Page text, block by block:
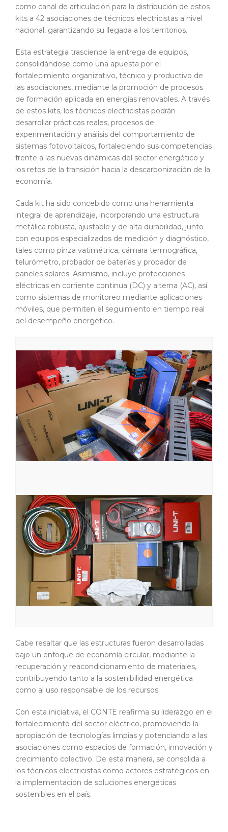
como canal de articulación para la distribución de estos
kits a 42 asociaciones de técnicos electricistas a nivel
nacional, garantizando su llegada a los territorios.
Esta estrategia trasciende la entrega de equipos,
consolidándose como una apuesta por el
fortalecimiento organizativo, técnico y productivo de
las asociaciones, mediante la promoción de procesos
de formación aplicada en energías renovables. A través
de estos kits, los técnicos electricistas podrán
desarrollar prácticas reales, procesos de
experimentación y análisis del comportamiento de
sistemas fotovoltaicos, fortaleciendo sus competencias
frente a las nuevas dinámicas del sector energético y
los retos de la transición hacia la descarbonización de la
economía.
Cada kit ha sido concebido como una herramienta
integral de aprendizaje, incorporando una estructura
metálica robusta, ajustable y de alta durabilidad, junto
con equipos especializados de medición y diagnóstico,
tales como pinza vatimétrica, cámara termográfica,
telurómetro, probador de baterías y probador de
paneles solares. Asimismo, incluye protecciones
eléctricas en corriente continua (DC) y alterna (AC), así
como sistemas de monitoreo mediante aplicaciones
móviles, que permiten el seguimiento en tiempo real
del desempeño energético.
Cabe resaltar que las estructuras fueron desarrolladas
bajo un enfoque de economía circular, mediante la
recuperación y reacondicionamiento de materiales,
contribuyendo tanto a la sostenibilidad energética
como al uso responsable de los recursos.
Con esta iniciativa, el CONTE reafirma su liderazgo en el
fortalecimiento del sector eléctrico, promoviendo la
apropiación de tecnologías limpias y potenciando a las
asociaciones como espacios de formación, innovación y
crecimiento colectivo. De esta manera, se consolida a
los técnicos electricistas como actores estratégicos en
la implementación de soluciones energéticas
sostenibles en el país.